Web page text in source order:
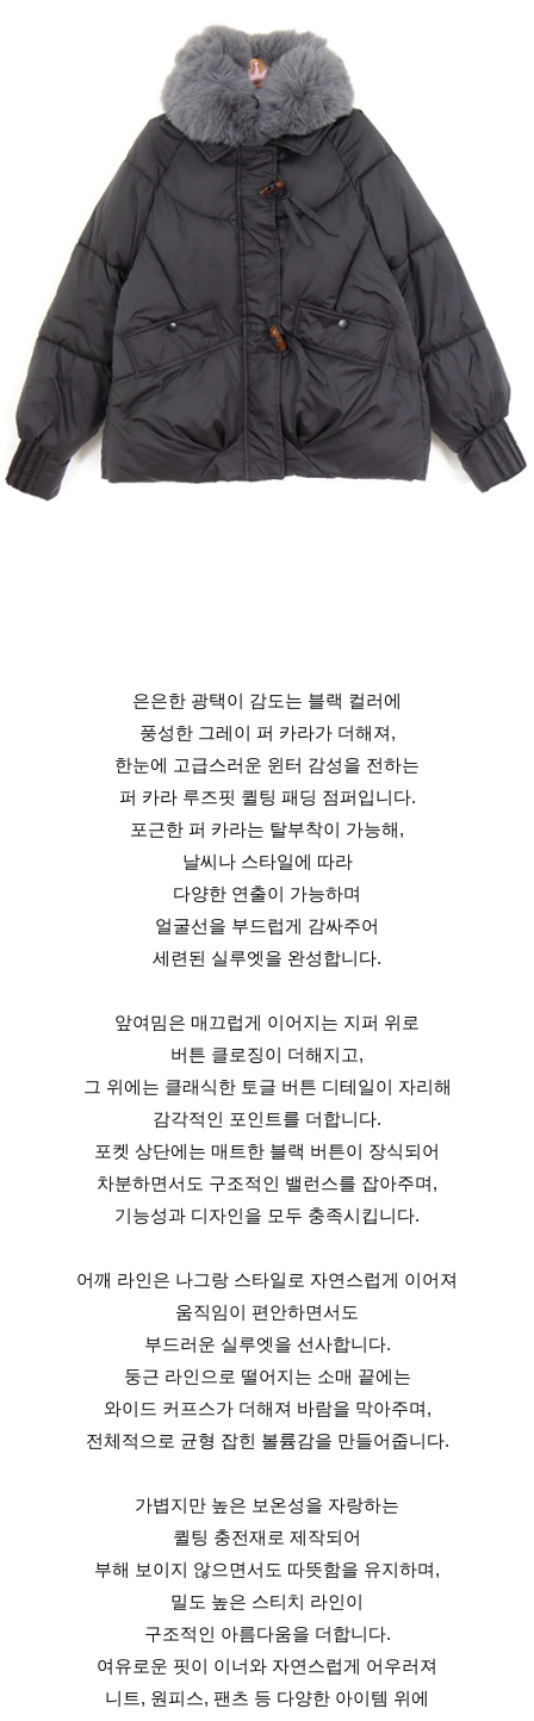
은은한 광택이 감도는 블랙 컬러에
풍성한 그레이 퍼 카라가 더해져,
한눈에 고급스러운 윈터 감성을 전하는
퍼 카라 루즈핏 퀼팅 패딩 점퍼입니다.
포근한 퍼 카라는 탈부착이 가능해,
날씨나 스타일에 따라
다양한 연출이 가능하며
얼굴선을 부드럽게 감싸주어
세련된 실루엣을 완성합니다.
앞여밈은 매끄럽게 이어지는 지퍼 위로
버튼 클로징이 더해지고,
그 위에는 클래식한 토글 버튼 디테일이 자리해
감각적인 포인트를 더합니다.
포켓 상단에는 매트한 블랙 버튼이 장식되어
차분하면서도 구조적인 밸런스를 잡아주며,
기능성과 디자인을 모두 충족시킵니다.
어깨 라인은 나그랑 스타일로 자연스럽게 이어져
움직임이 편안하면서도
부드러운 실루엣을 선사합니다.
둥근 라인으로 떨어지는 소매 끝에는
와이드 커프스가 더해져 바람을 막아주며,
전체적으로 균형 잡힌 볼륨감을 만들어줍니다.
가볍지만 높은 보온성을 자랑하는
퀼팅 충전재로 제작되어
부해 보이지 않으면서도 따뜻함을 유지하며,
밀도 높은 스티치 라인이
구조적인 아름다움을 더합니다.
여유로운 핏이 이너와 자연스럽게 어우러져
니트, 원피스, 팬츠 등 다양한 아이템 위에